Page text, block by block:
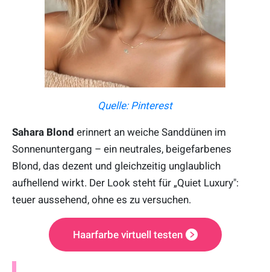
Quelle: Pinterest
Sahara Blond erinnert an weiche Sanddünen im
Sonnenuntergang – ein neutrales, beigefarbenes
Blond, das dezent und gleichzeitig unglaublich
aufhellend wirkt. Der Look steht für „Quiet Luxury":
teuer aussehend, ohne es zu versuchen.
Haarfarbe virtuell testen